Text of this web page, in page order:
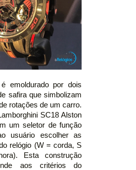
emoldurado por dois
safira que simbolizam
rotações de um carro.
SC18 Alston
um seletor de função
usuário escolher as
relógio (W = corda, S
Esta construção
aos critérios do